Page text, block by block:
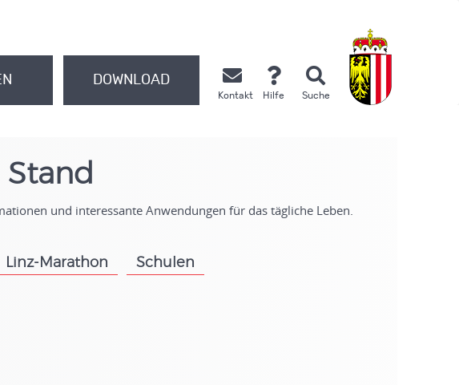
DOWNLOAD
Kontakt Hilfe Suche
und interessante Anwendungen für das tägliche Leben.
Linz-Marathon Schulen